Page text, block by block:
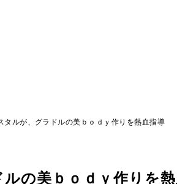
タルが、グラドルの美ｂｏｄｙ作りを熱血指導
の美ｂｏｄｙ作りを